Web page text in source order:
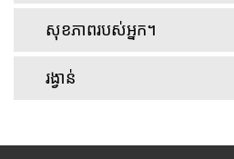
សុខភាពរបស់អ្នក។
រង្វាន់